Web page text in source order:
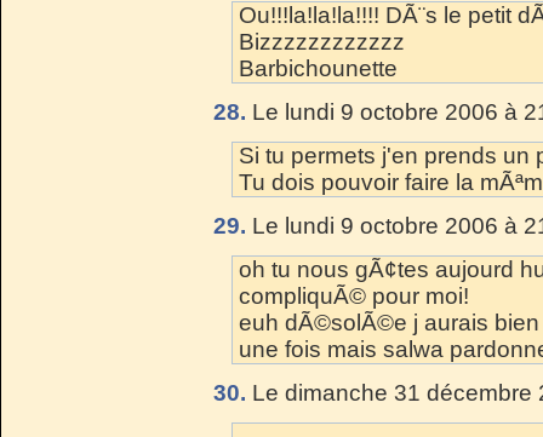
Ou!!!la!la!la!!!! DÃ¨s le petit
Bizzzzzzzzzzzz
Barbichounette
28. Le lundi 9 octobre 2006 à
Si tu permets j'en prends
Tu dois pouvoir faire la
29. Le lundi 9 octobre 2006 à
oh tu nous gÃ¢tes aujourd
compliquÃ© pour moi!
euh dÃ©solÃ©e j aurais
une fois mais salwa
30. Le dimanche 31